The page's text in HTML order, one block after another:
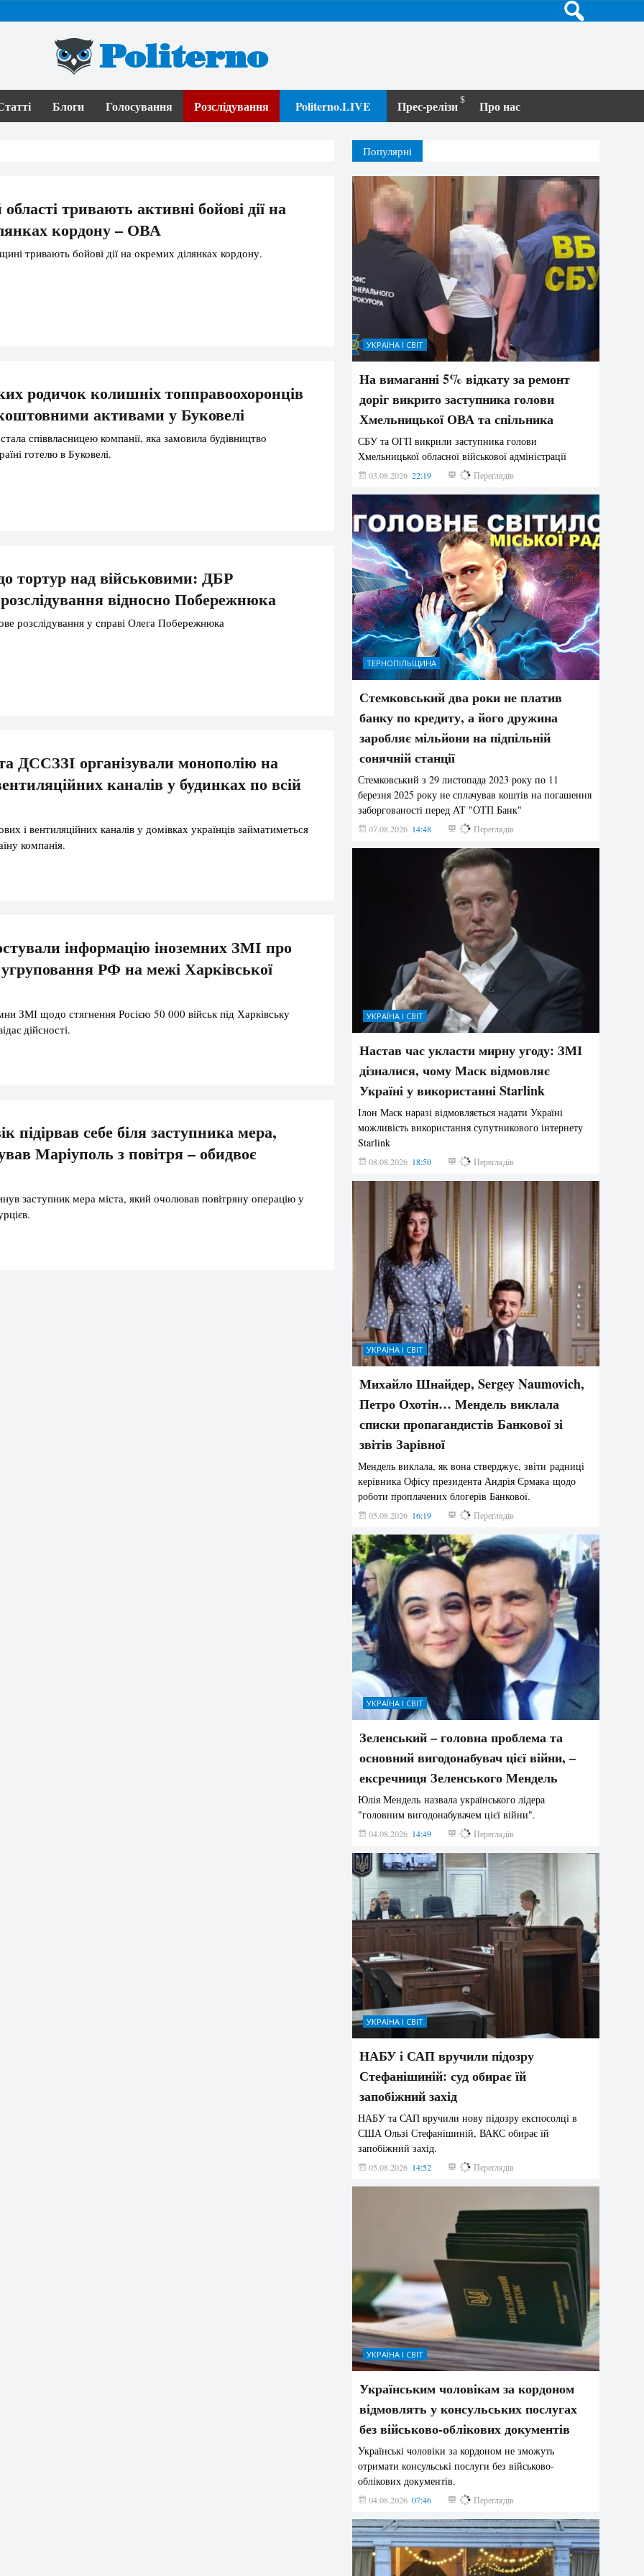
Politerno
Блоги Голосування Розслідування Politerno.LIVE Прес-релізи Про нас
тривають активні бойові дії на
кордону – ОВА
тривають бойові дії на окремих ділянках кордону.
родичок колишніх топправоохоронців
активами у Буковелі
співвласницею компанії, яка замовила будівництво
готелю в Буковелі.
тортур над військовими: ДБР
відносно Побережнюка
розслідування у справі Олега Побережнюка
ДССЗЗІ організували монополію на
каналів у будинках по всій
і вентиляційних каналів у домівках українців займатиметься
компанія.
інформацію іноземних ЗМІ про
РФ на межі Харківської
ЗМІ щодо стягнення Росією 50 000 військ під Харківську
дійсності.
підірвав себе біля заступника мера,
Маріуполь з повітря – обидвоє
заступник мера міста, який очолював повітряну операцію у
Популярні
УКРАЇНА І СВІТ
На вимаганні 5% відкату за ремонт
доріг викрито заступника голови
Хмельницької ОВА та спільника
СБУ та ОГП викрили заступника голови
Хмельницької обласної військової адміністрації
03.08.2026 22:19 883 Переглядів
ТЕРНОПІЛЬЩИНА
Стемковський два роки не платив
банку по кредиту, а його дружина
заробляє мільйони на підпільній
сонячній станції
Стемковський з 29 листопада 2023 року по 11
березня 2025 року не сплачував коштів на погашення
заборгованості перед АТ "ОТП Банк"
07.08.2026 14:48 421 Переглядів
УКРАЇНА І СВІТ
Настав час укласти мирну угоду: ЗМІ
дізналися, чому Маск відмовляє
Україні у використанні Starlink
Ілон Маск наразі відмовляється надати Україні
можливість використання супутникового інтернету
Starlink
08.08.2026 18:50 302 Переглядів
УКРАЇНА І СВІТ
Михайло Шнайдер, Sergey Naumovich,
Петро Охотін… Мендель виклала
списки пропагандистів Банкової зі
звітів Зарівної
Мендель виклала, як вона стверджує, звіти радниці
керівника Офісу президента Андрія Єрмака щодо
роботи проплачених блогерів Банкової.
05.08.2026 16:19 248 Переглядів
УКРАЇНА І СВІТ
Зеленський – головна проблема та
основний вигодонабувач цієї війни, –
ексречниця Зеленського Мендель
Юлія Мендель назвала українського лідера
"головним вигодонабувачем цієї війни".
04.08.2026 14:49 180 Переглядів
УКРАЇНА І СВІТ
НАБУ і САП вручили підозру
Стефанішиній: суд обирає їй
запобіжний захід
НАБУ та САП вручили нову підозру експосолці в
США Ользі Стефанішиній, ВАКС обирає їй
запобіжний захід.
05.08.2026 14:52 173 Переглядів
УКРАЇНА І СВІТ
Українським чоловікам за кордоном
відмовлять у консульських послугах
без військово-облікових документів
Українські чоловіки за кордоном не зможуть
отримати консульські послуги без військово-
облікових документів.
04.08.2026 07:46 161 Переглядів